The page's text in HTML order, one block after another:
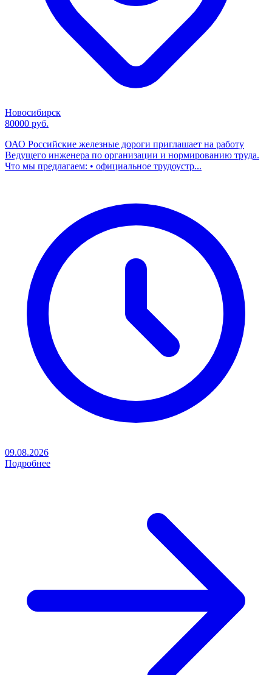
Новосибирск
80000 руб.
ОАО Российские железные дороги приглашает на работу
Ведущего инженера по организации и нормированию труда.
Что мы предлагаем: • официальное трудоустр...
09.08.2026
Подробнее